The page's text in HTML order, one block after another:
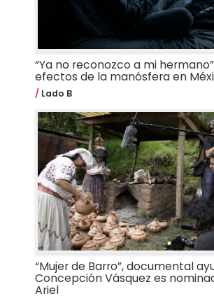
“Ya no reconozco a mi
efectos de la manósfera en
Lado B
“Mujer de Barro”, documental
Concepción Vásquez es
Ariel